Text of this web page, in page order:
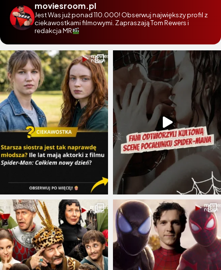
moviesroom.pl
Jest Was już ponad 110.000! Obserwuj największy profil z
ciekawostkami filmowymi. Zapraszają Tom Rewers i
redakcja MR